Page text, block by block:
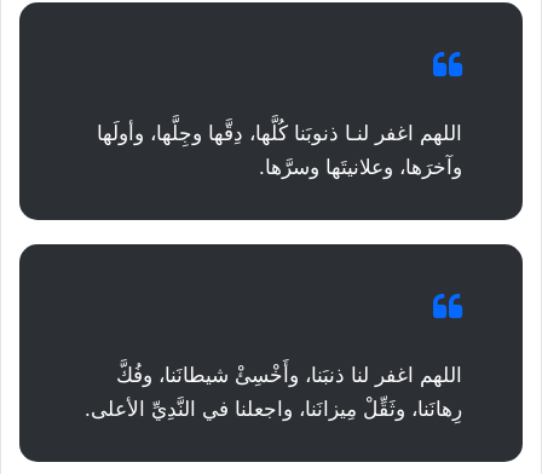
اللهم اغفر لنـا ذنوبَنا كُلَّها، دِقَّها وجِلَّها، وأولَها
وآخرَها، وعلانيتَها وسرَّها.
اللهم اغفر لنا ذنبَنا، وأَخْسِئْ شيطانَنا، وفُكَّ
رِهانَنا، وثَقِّلْ مِيزانَنا، واجعلنا في النَّدِيِّ الأعلى.